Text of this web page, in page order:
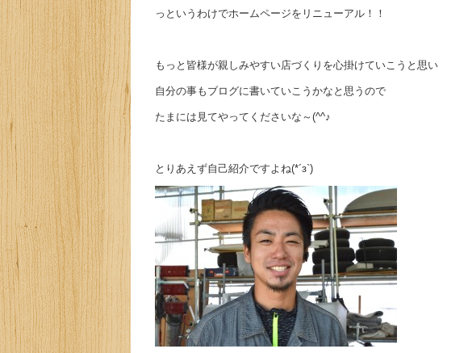
っというわけでホームページをリニューアル！！
もっと皆様が親しみやすい店づくりを心掛けていこうと思い
自分の事もブログに書いていこうかなと思うので
たまには見てやってくださいな～(^^♪
とりあえず自己紹介ですよね(*´з`)